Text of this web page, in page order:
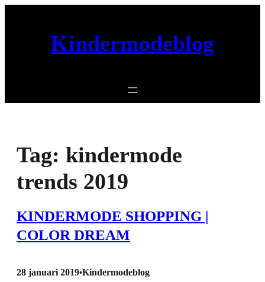
Kindermodeblog
Tag: kindermode
trends 2019
KINDERMODE SHOPPING |
COLOR DREAM
28 januari 2019•Kindermodeblog